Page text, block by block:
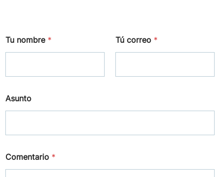
Tu nombre * Tú correo *
Asunto
Comentario *